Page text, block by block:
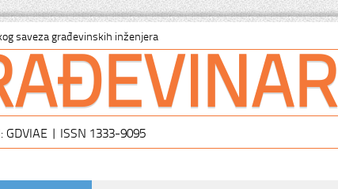
saveza građevinskih inženjera
GDVIAE | ISSN 1333-9095